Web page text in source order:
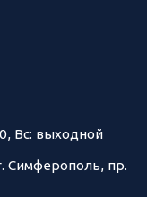
Вс: выходной
Симферополь, пр.